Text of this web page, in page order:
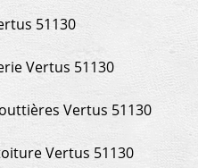
51130
Vertus 51130
Vertus 51130
Vertus 51130